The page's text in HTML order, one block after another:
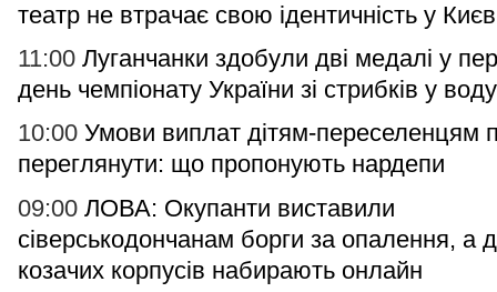
театр не втрачає свою ідентичність у
11:00 Луганчанки здобули дві медалі у
день чемпіонату України зі стрибків у
10:00 Умови виплат дітям-переселенцям
переглянути: що пропонують нардепи
09:00 ЛОВА: Окупанти виставили
сіверськодончанам борги за опалення, а
козачих корпусів набирають онлайн